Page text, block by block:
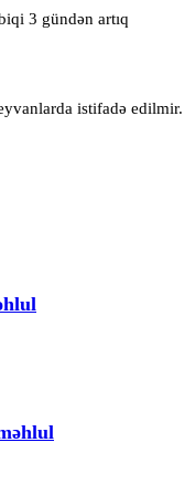
3 gündən artıq
istifadə edilmir.